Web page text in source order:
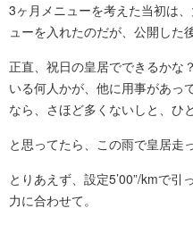
3ヶ月メニューを考えた当初は
ューを入れたのだが、公開した
正直、祝日の皇居でできるかな
いる何人かが、他に用事があっ
なら、さほど多くないしと、ひ
と思ってたら、この雨で皇居走
とりあえず、設定5’00”/kmで
力に合わせて。